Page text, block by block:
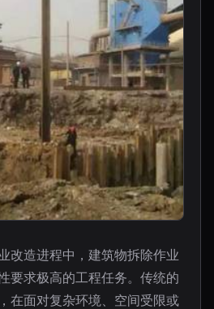
改造进程中，建筑物拆除作业
要求极高的工程任务。传统的
在面对复杂环境、空间受限或